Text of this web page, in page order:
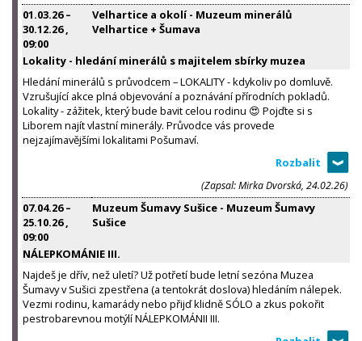
01.03.26–
30.12.26,
09:00
Velhartice a okolí - Muzeum minerálů
Velhartice + Šumava
Lokality - hledání minerálů s majitelem sbírky muzea
Hledání minerálů s průvodcem – LOKALITY - kdykoliv po domluvě.
Vzrušující akce plná objevování a poznávání přírodních pokladů.
Lokality - zážitek, který bude bavit celou rodinu 😍 Pojďte si s
Liborem najít vlastní minerály. Průvodce vás provede
nejzajímavějšími lokalitami Pošumaví.
(Zapsal: Mirka Dvorská, 24.02.26)
07.04.26–
25.10.26,
09:00
Muzeum Šumavy Sušice - Muzeum Šumavy
Sušice
NÁLEPKOMÁNIE III.
Najdeš je dřív, než uletí? Už potřetí bude letní sezóna Muzea
Šumavy v Sušici zpestřena (a tentokrát doslova) hledáním nálepek.
Vezmi rodinu, kamarády nebo přijď klidně SÓLO a zkus pokořit
pestrobarevnou motýlí NÁLEPKOMÁNII III.